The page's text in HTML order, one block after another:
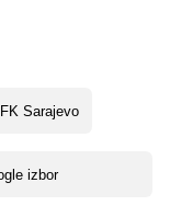
FK Sarajevo
izbor